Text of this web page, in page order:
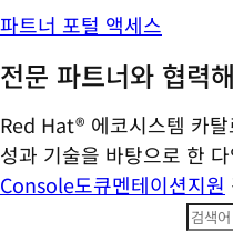
파트너 포털 액세스
전문 파트너와 협력
Red Hat® 에코시스템 카
성과 기술을 바탕으로 한
Console도큐멘테이션지원